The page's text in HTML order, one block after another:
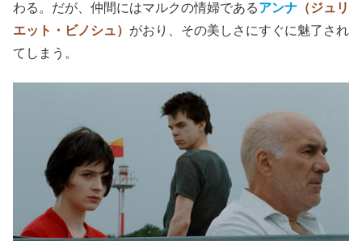
わる。だが、仲間にはマルクの情婦であるアンナ （ジュリ
エット・ビノシュ） がおり、その美しさにすぐに魅了され
てしまう。